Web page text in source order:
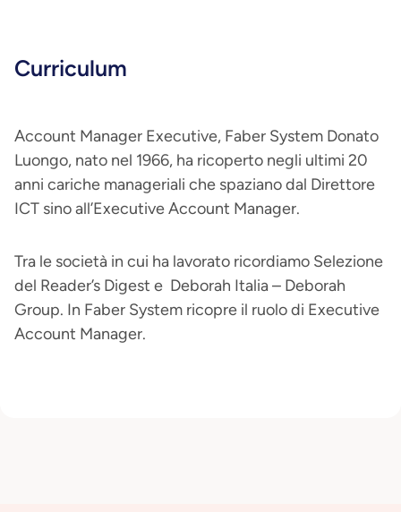
Curriculum
Account Manager Executive, Faber System Donato
Luongo, nato nel 1966, ha ricoperto negli ultimi 20
anni cariche manageriali che spaziano dal Direttore
ICT sino all’Executive Account Manager.
Tra le società in cui ha lavorato ricordiamo Selezione
del Reader’s Digest e Deborah Italia – Deborah
Group. In Faber System ricopre il ruolo di Executive
Account Manager.